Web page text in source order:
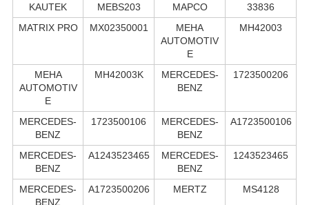
KAUTEK
MEBS203 MAPCO
33836
MATRIX PRO
MX02350001
MEHA
AUTOMOTIV
E
MH42003
MEHA
AUTOMOTIV
E
MH42003K
MERCEDES-
BENZ
1723500206
MERCEDES-
BENZ
1723500106
MERCEDES-
BENZ
A1723500106
MERCEDES-
BENZ
A1243523465
MERCEDES-
BENZ
1243523465
MERCEDES-
BENZ
A1723500206 MERTZ MS4128